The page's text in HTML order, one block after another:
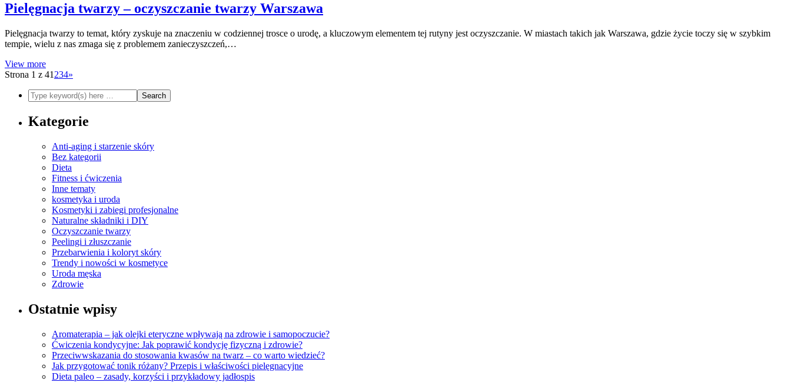
Pielęgnacja twarzy – oczyszczanie twarzy Warszawa
Pielęgnacja twarzy to temat, który zyskuje na znaczeniu w codziennej trosce o urodę, a kluczowym elementem tej rutyny jest oczyszczanie. W miastach takich jak Warszawa, gdzie życie toczy się w szybkim
tempie, wielu z nas zmaga się z problemem zanieczyszczeń,…
View more
Strona 1 z 41 234»
Kategorie
Anti-aging i starzenie skóry
Bez kategorii
Dieta
Fitness i ćwiczenia
Inne tematy
kosmetyka i uroda
Kosmetyki i zabiegi profesjonalne
Naturalne składniki i DIY
Oczyszczanie twarzy
Peelingi i złuszczanie
Przebarwienia i koloryt skóry
Trendy i nowości w kosmetyce
Uroda męska
Zdrowie
Ostatnie wpisy
Aromaterapia – jak olejki eteryczne wpływają na zdrowie i samopoczucie?
Ćwiczenia kondycyjne: Jak poprawić kondycję fizyczną i zdrowie?
Przeciwwskazania do stosowania kwasów na twarz – co warto wiedzieć?
Jak przygotować tonik różany? Przepis i właściwości pielęgnacyjne
Dieta paleo – zasady, korzyści i przykładowy jadłospis